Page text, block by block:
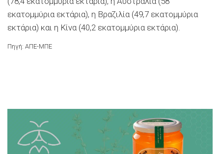
εκατομμύρια εκτάρια), η Βραζιλία (49,7 εκατομμύρια
εκτάρια) και η Κίνα (40,2 εκατομμύρια εκτάρια).
Πηγή: ΑΠΕ-ΜΠΕ